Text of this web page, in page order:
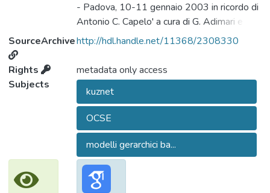
- Padova, 10-11 gennaio 2003 in ricordo di
Antonio C. Capelo' a cura di G. Adimari e M.
Chiogna - Cleup editrice, Padova.
SourceArchivehttp://hdl.handle.net/11368/2308330
Rights
metadata only access
Subjects
kuznet
OCSE
modelli gerarchici ba...